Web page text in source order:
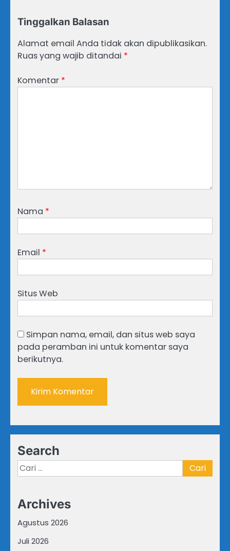
Tinggalkan Balasan
Alamat email Anda tidak akan dipublikasikan.
Ruas yang wajib ditandai *
Komentar *
Nama *
Email *
Situs Web
Simpan nama, email, dan situs web saya
pada peramban ini untuk komentar saya
berikutnya.
Search
Cari
untuk:
Archives
Agustus 2026
Juli 2026